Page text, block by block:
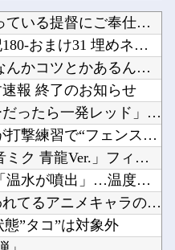
韓国人「その衝撃的な見た目から日本で話題になった弁当がこちら…」→「どんな刺激的な味なんだ...
※「スパロボはウィンキー時代のほうが良かった」←具体的には？他
洋服の青山も空調ウェアを発売ｗｗｗｗｗｗ他
【Vtuber】中日5位うおおおおおおおおおおおおおおおお他
アメリカには「膨大な量の兵器がある」トランプ大統領が主張…在庫枯渇の報道受け！他
【注意喚起】電源タップの寿命の目安は3〜5年です他
【動画】ロシアの空挺兵、パラシュートが開かずに墜落してしまう。他
【悲報】みい山の作者さん、なぜか消しまくる他
【艦これ】 イベントで弱っている提督にご奉仕鹿島描いたでち
やる夫のダンジョン運営記180-おまけ31 埋めネタ「17話...
【パズドラ】 76多色ってなんかコツとかあるんかね 完全に並...
報 終了のお知らせ
「危なすぎる」「サッカーだったら一発レッド」阪神ガルシア、筒...
【海外の反応】 山本由伸が打撃練習で“フェンス越え”を披露「...
【初音ミク】 海洋堂「初音ミク 青龍Ver.」フィギュア 商...
【熊本】 飲食店の床から「温水が噴出」…温度は40℃程度、熱...
外国人「これが日本で嫌われてるアニメキャラのカップリングらし...
態”タコ”は対象外